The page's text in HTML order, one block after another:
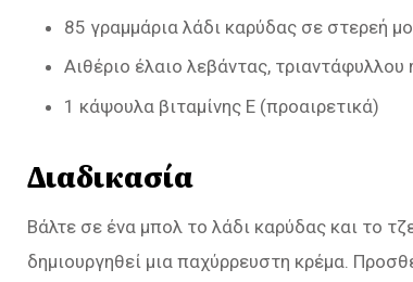
85 γραμμάρια λάδι καρύδας σε στερεή
Αιθέριο έλαιο λεβάντας, τριαντάφυλλου
1 κάψουλα βιταμίνης Ε (προαιρετικά)
Διαδικασία
Βάλτε σε ένα μπολ το λάδι καρύδας και το
δημιουργηθεί μια παχύρρευστη κρέμα.